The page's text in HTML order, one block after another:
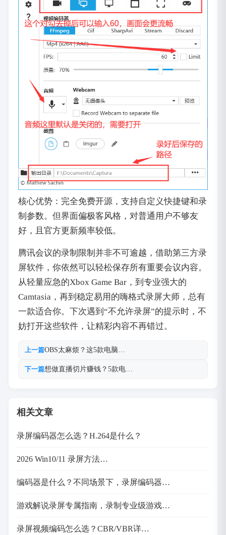
核心优势：完全免费开源，支持自定义快捷键和录
制参数。但界面偏极客风格，对普通用户不够友
好，且官方更新频率较低。
腾讯会议的录制限制并非不可逾越，借助第三方录
屏软件，你依然可以轻松保存所有重要会议内容。
从轻量应急的Xbox Game Bar，到专业强大的
Camtasia，再到稳定易用的嗨格式录屏大师，总有
一款适合你。下次遇到“不允许录屏”的提示时，不
妨打开这些软件，让精彩内容不再错过。
上一篇OBS太麻烦？这5款电脑…
下一篇想做直播切片赚钱？5款电…
相关文章
录屏编码器怎么选？H.264是什么？
2026 Win10/11 录屏方法…
编码器是什么？不同场景下，录屏编码器…
游戏解说录屏专属指南，录制专业级游戏…
录屏视频编码怎么选？CBR/VBR详…